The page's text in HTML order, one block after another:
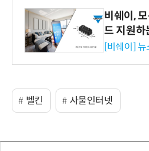
비쉐이,
드 지원
리즈 IR
[비쉐이]
벨킨 사물인터넷